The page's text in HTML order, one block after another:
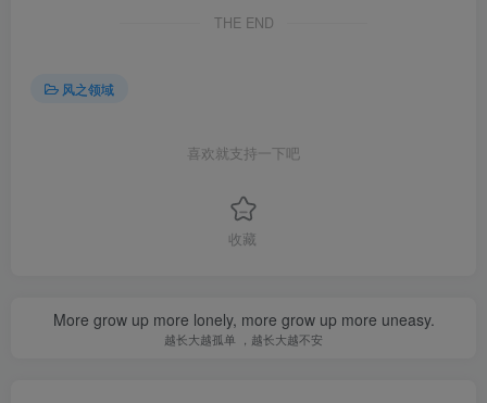
THE END
风之领域
喜欢就支持一下吧
收藏
More grow up more lonely, more grow up more uneasy.
越长大越孤单 ，越长大越不安